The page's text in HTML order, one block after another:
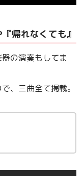
帰れなくても』
の演奏もしてま
、三曲全て掲載。